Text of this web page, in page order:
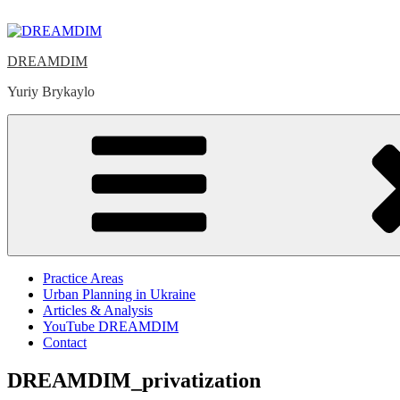
to
DREAMDIM
Yuriy Brykaylo
Practice Areas
Urban Planning in Ukraine
Articles & Analysis
YouTube DREAMDIM
Contact
DREAMDIM_privatization